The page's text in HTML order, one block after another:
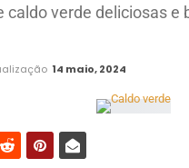
verde deliciosas e
14 maio, 2024